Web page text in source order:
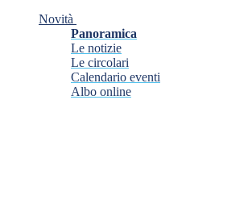
Novità
Panoramica
Le notizie
Le circolari
Calendario eventi
Albo online